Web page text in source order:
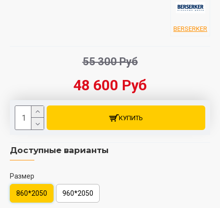
55 300 Руб
48 600 Руб
BERSERKER
Доступные варианты
Размер
860*2050 960*2050
КУПИТЬ